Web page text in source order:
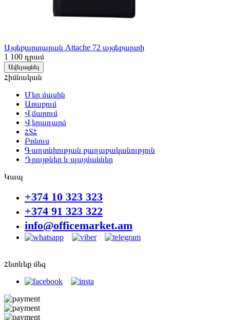
Այցեքարտարան Attache 72 այցեքարտի
1 100 դրամ
Ավելացնել
Հիմնական
Մեր մասին
Առաքում
Վճարում
Վերադարձ
ՀՏՀ
Բոնուս
Գաղտնիության քաղաքականություն
Դրույթներ և պայմաններ
Կապ
+374 10 323 323
+374 91 323 322
info@officemarket.am
Հետևեք մեզ